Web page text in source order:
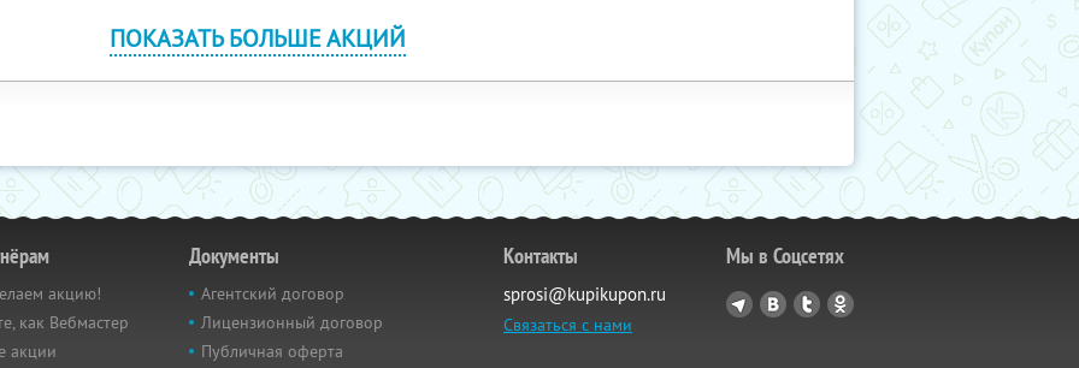
ПОКАЗАТЬ БОЛЬШЕ АКЦИЙ
акцию!
как Вебмастер
акции
Документы
Агентский договор
Лицензионный договор
Публичная оферта
Контакты
sprosi@kupikupon.ru
Связаться с нами
Мы в Соцсетях